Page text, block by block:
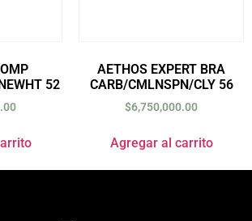
52
AETHOS EXPERT BRA
CARB/CMLNSPN/CLY 56
$6,750,000.00
Agregar al carrito